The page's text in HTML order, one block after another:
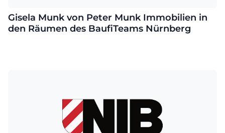
Gisela Munk von Peter Munk Immobilien in
den Räumen des BaufiTeams Nürnberg